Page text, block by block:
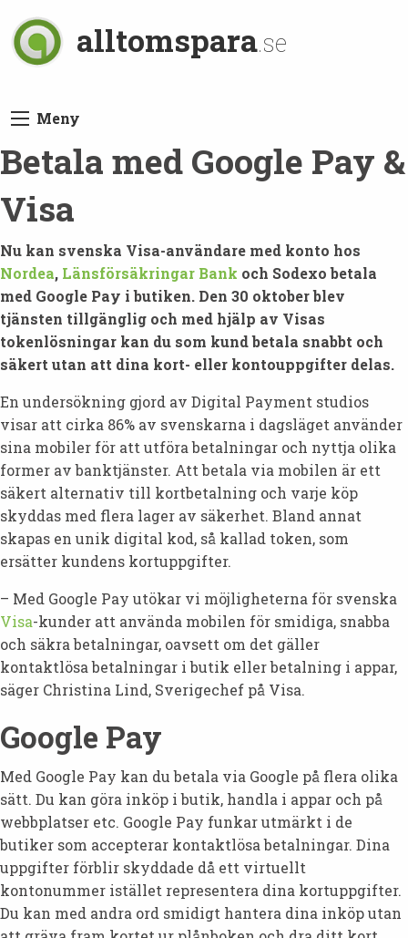
alltomspara.se
Meny
Betala med Google Pay &
Visa
Nu kan svenska Visa-användare med konto hos
Nordea, Länsförsäkringar Bank och Sodexo betala
med Google Pay i butiken. Den 30 oktober blev
tjänsten tillgänglig och med hjälp av Visas
tokenlösningar kan du som kund betala snabbt och
säkert utan att dina kort- eller kontouppgifter delas.
En undersökning gjord av Digital Payment studios
visar att cirka 86% av svenskarna i dagsläget använder
sina mobiler för att utföra betalningar och nyttja olika
former av banktjänster. Att betala via mobilen är ett
säkert alternativ till kortbetalning och varje köp
skyddas med flera lager av säkerhet. Bland annat
skapas en unik digital kod, så kallad token, som
ersätter kundens kortuppgifter.
– Med Google Pay utökar vi möjligheterna för svenska
Visa-kunder att använda mobilen för smidiga, snabba
och säkra betalningar, oavsett om det gäller
kontaktlösa betalningar i butik eller betalning i appar,
säger Christina Lind, Sverigechef på Visa.
Google Pay
Med Google Pay kan du betala via Google på flera olika
sätt. Du kan göra inköp i butik, handla i appar och på
webbplatser etc. Google Pay funkar utmärkt i de
butiker som accepterar kontaktlösa betalningar. Dina
uppgifter förblir skyddade då ett virtuellt
kontonummer istället representera dina kortuppgifter.
Du kan med andra ord smidigt hantera dina inköp utan